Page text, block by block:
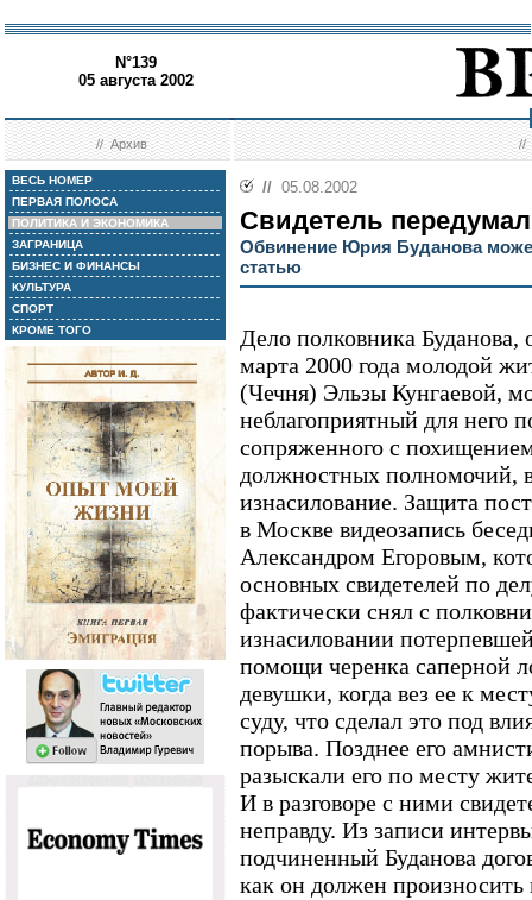
N°139
05 августа 2002
//Архив //
ВЕСЬ НОМЕР
ПЕРВАЯ ПОЛОСА
ПОЛИТИКА И ЭКОНОМИКА
ЗАГРАНИЦА
БИЗНЕС И ФИНАНСЫ
КУЛЬТУРА
СПОРТ
КРОМЕ ТОГО
// 05.08.2002
Свидетель передумал
Обвинение Юрия Буданова
статью
Дело полковника Буданова,
марта 2000 года молодой
(Чечня) Эльзы Кунгаевой,
неблагоприятный для него
сопряженного с
должностных полномочий,
изнасилование. Защита
в Москве видеозапись
Александром Егоровым,
основных свидетелей по
фактически снял с
изнасиловании
помощи черенка саперной
девушки, когда вез ее к
суду, что сделал это под
порыва. Позднее его
разыскали его по месту
И в разговоре с ними
неправду. Из записи
подчиненный Буданова
как он должен произносить